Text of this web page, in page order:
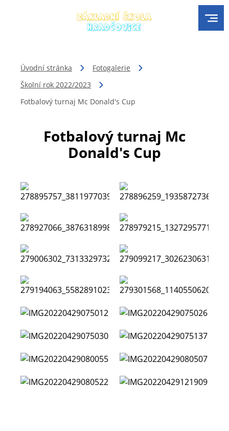
Úvodní stránka
Fotogalerie
Školní rok 2022/2023
Fotbalový turnaj Mc Donald's Cup
Fotbalový turnaj Mc
Donald's Cup